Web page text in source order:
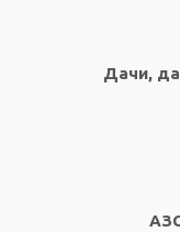
Дачи,